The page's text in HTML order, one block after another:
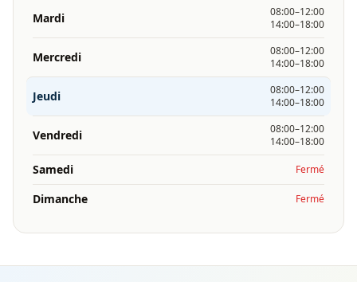
Mardi
08:00–12:00
14:00–18:00
Mercredi
08:00–12:00
14:00–18:00
Jeudi
08:00–12:00
14:00–18:00
Vendredi
08:00–12:00
14:00–18:00
Samedi Fermé
Dimanche Fermé